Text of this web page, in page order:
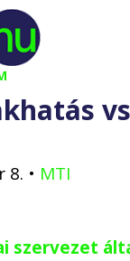
8. • MTI
szervezet